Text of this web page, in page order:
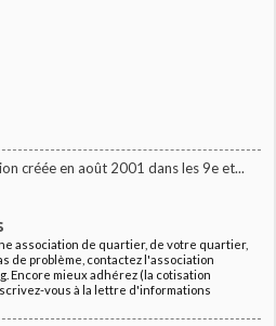
créée en août 2001 dans les 9e et...
association de quartier, de votre quartier,
de problème, contactez l'association
Encore mieux adhérez (la cotisation
vous à la lettre d'informations